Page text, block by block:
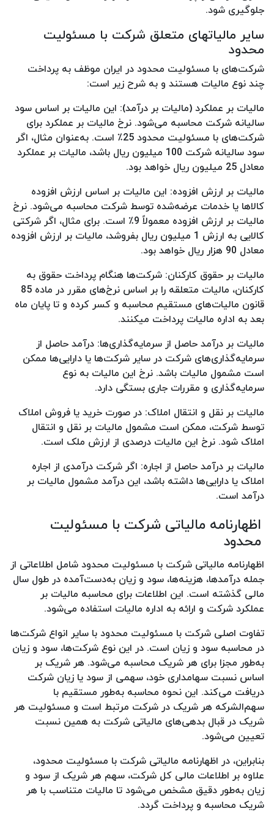
جلوگیری شود.
سایر مالیاتهای متعلق شرکت با مسئولیت
محدود
شرکت‌های با مسئولیت محدود در ایران موظف به پرداخت
چند نوع مالیات هستند و به شرح زیر است:
مالیات بر عملکرد (مالیات بر درآمد): این مالیات بر اساس سود
سالیانه شرکت محاسبه می‌شود. نرخ مالیات بر عملکرد برای
شرکت‌های با مسئولیت محدود 25٪ است. به‌عنوان مثال، اگر
سود سالیانه شرکت 100 میلیون ریال باشد، مالیات بر عملکرد
معادل 25 میلیون ریال خواهد بود.
مالیات بر ارزش افزوده: این مالیات بر اساس ارزش افزوده
کالاها یا خدمات عرضه‌شده توسط شرکت محاسبه می‌شود. نرخ
مالیات بر ارزش افزوده معمولاً 9٪ است. برای مثال، اگر شرکتی
کالایی به ارزش 1 میلیون ریال بفروشد، مالیات بر ارزش افزوده
معادل 90 هزار ریال خواهد بود.
مالیات بر حقوق کارکنان: شرکت‌ها هنگام پرداخت حقوق به
کارکنان، مالیات متعلقه را بر اساس نرخ‌های مقرر در ماده 85
قانون مالیات‌های مستقیم محاسبه و کسر کرده و تا پایان ماه
بعد به اداره مالیات پرداخت میکنند.
مالیات بر درآمد حاصل از سرمایه‌گذاری‌ها: درآمد حاصل از
سرمایه‌گذاری‌های شرکت در سایر شرکت‌ها یا دارایی‌ها ممکن
است مشمول مالیات باشد. نرخ این مالیات به نوع
سرمایه‌گذاری و مقررات جاری بستگی دارد.
مالیات بر نقل و انتقال املاک: در صورت خرید یا فروش املاک
توسط شرکت، ممکن است مشمول مالیات بر نقل و انتقال
املاک شود. نرخ این مالیات درصدی از ارزش ملک است.
مالیات بر درآمد حاصل از اجاره: اگر شرکت درآمدی از اجاره
املاک یا دارایی‌ها داشته باشد، این درآمد مشمول مالیات بر
درآمد است.
اظهارنامه مالیاتی شرکت با مسئولیت
محدود
اظهارنامه مالیاتی شرکت با مسئولیت محدود شامل اطلاعاتی از
جمله درآمدها، هزینه‌ها، سود و زیان به‌دست‌آمده در طول سال
مالی گذشته است. این اطلاعات برای محاسبه مالیات بر
عملکرد شرکت و ارائه به اداره مالیات استفاده می‌شود.
تفاوت اصلی شرکت با مسئولیت محدود با سایر انواع شرکت‌ها
در محاسبه سود و زیان است. در این نوع شرکت‌ها، سود و زیان
به‌طور مجزا برای هر شریک محاسبه می‌شود. هر شریک بر
اساس نسبت سهامداری خود، سهمی از سود یا زیان شرکت
دریافت می‌کند. این نحوه محاسبه به‌طور مستقیم با
سهم‌الشرکه هر شریک در شرکت مرتبط است و مسئولیت هر
شریک در قبال بدهی‌های مالیاتی شرکت به همین نسبت
تعیین می‌شود.
بنابراین، در اظهارنامه مالیاتی شرکت با مسئولیت محدود،
علاوه بر اطلاعات مالی کل شرکت، سهم هر شریک از سود و
زیان به‌طور دقیق مشخص می‌شود تا مالیات متناسب با هر
شریک محاسبه و پرداخت گردد.